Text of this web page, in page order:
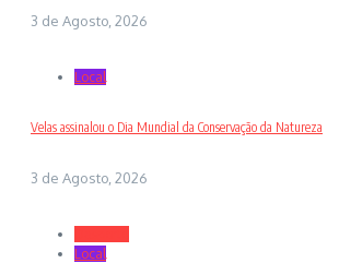
3 de Agosto, 2026
Local
Velas assinalou o Dia Mundial da Conservação da Natureza
3 de Agosto, 2026
Local